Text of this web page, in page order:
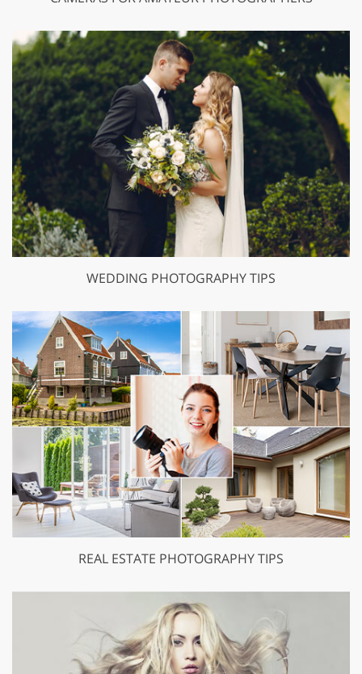
WEDDING PHOTOGRAPHY TIPS
REAL ESTATE PHOTOGRAPHY TIPS